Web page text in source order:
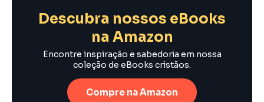
Descubra nossos eBooks
na Amazon
Encontre inspiração e sabedoria em nossa
coleção de eBooks cristãos.
Compre na Amazon